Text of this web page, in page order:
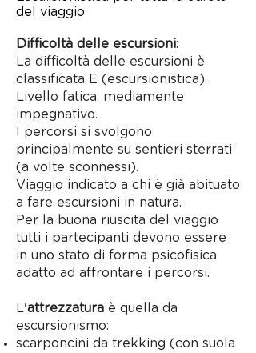
del viaggio
Difficoltà delle escursioni:
La difficoltà delle escursioni è
classificata E (escursionistica).
Livello fatica: mediamente
impegnativo.
I percorsi si svolgono
principalmente su sentieri sterrati
(a volte sconnessi).
Viaggio indicato a chi è già abituato
a fare escursioni in natura.
Per la buona riuscita del viaggio
tutti i partecipanti devono essere
in uno stato di forma psicofisica
adatto ad affrontare i percorsi.
L'attrezzatura è quella da
escursionismo:
scarponcini da trekking (con suola